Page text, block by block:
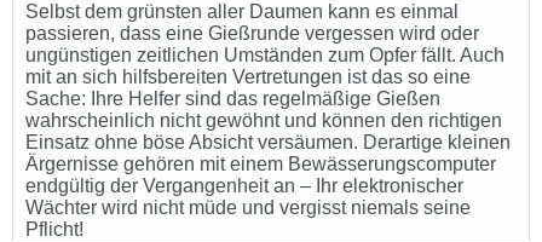
Selbst dem grünsten aller Daumen kann es einmal
passieren, dass eine Gießrunde vergessen wird oder
ungünstigen zeitlichen Umständen zum Opfer fällt. Auch
mit an sich hilfsbereiten Vertretungen ist das so eine
Sache: Ihre Helfer sind das regelmäßige Gießen
wahrscheinlich nicht gewöhnt und können den richtigen
Einsatz ohne böse Absicht versäumen. Derartige kleinen
Ärgernisse gehören mit einem Bewässerungscomputer
endgültig der Vergangenheit an – Ihr elektronischer
Wächter wird nicht müde und vergisst niemals seine
Pflicht!